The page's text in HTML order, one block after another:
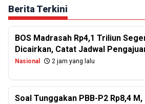
Berita Terkini
BOS Madrasah Rp4,1 Triliun
Dicairkan, Catat Jadwal
Nasional 2 jam yang lalu
Soal Tunggakan PBB-P2 Rp8,4 M,